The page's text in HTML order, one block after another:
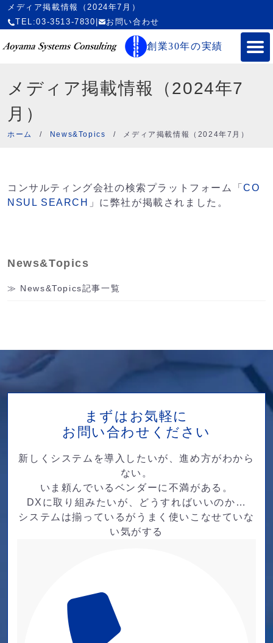
メディア掲載情報（2024年7月）
TEL:03-3513-7830
お問い合わせ
創業30年の実績
メディア掲載情報（2024年7
月）
ホーム / News&Topics / メディア掲載情報（2024年7月）
コンサルティング会社の検索プラットフォーム「CO
NSUL SEARCH
」に弊社が掲載されました。
News&Topics
News&Topics記事一覧
まずはお気軽に
お問い合わせください
新しくシステムを導入したいが、進め方がわから
ない。
いま頼んでいるベンダーに不満がある。
DXに取り組みたいが、どうすればいいのか…
システムは揃っているがうまく使いこなせていな
い気がする